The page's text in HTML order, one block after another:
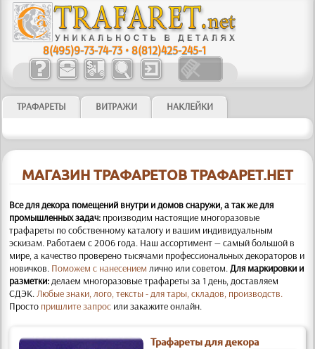
8(495)9-73-74-73 •8(812)425-245-1
ТРАФАРЕТЫ ВИТРАЖИ НАКЛЕЙКИ
МАГАЗИН ТРАФАРЕТОВ ТРАФАРЕТ.НЕТ
Все для декора помещений внутри и домов снаружи, а так же для
промышленных задач: производим настоящие многоразовые
трафареты по собственному каталогу и вашим индивидуальным
эскизам. Работаем с 2006 года. Наш ассортимент — самый большой в
мире, а качество проверено тысячами профессиональных декораторов и
новичков. Поможем с нанесением лично или советом.Для маркировки и
разметки:делаем многоразовые трафареты за 1 день, доставляем
СДЭК.Любые знаки, лого, тексты - для тары, складов, производств.
Просто пришлите запрос или закажите онлайн.
Трафареты для декора